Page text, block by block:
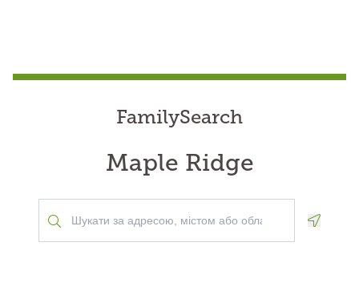
FamilySearch
Maple Ridge